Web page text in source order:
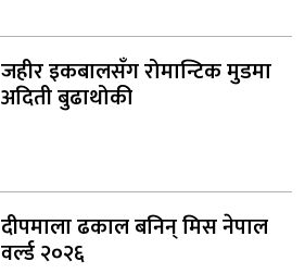
जहीर इकबालसँग रोमान्टिक मुडमा
अदिती बुढाथोकी
दीपमाला ढकाल बनिन् मिस नेपाल
वर्ल्ड २०२६